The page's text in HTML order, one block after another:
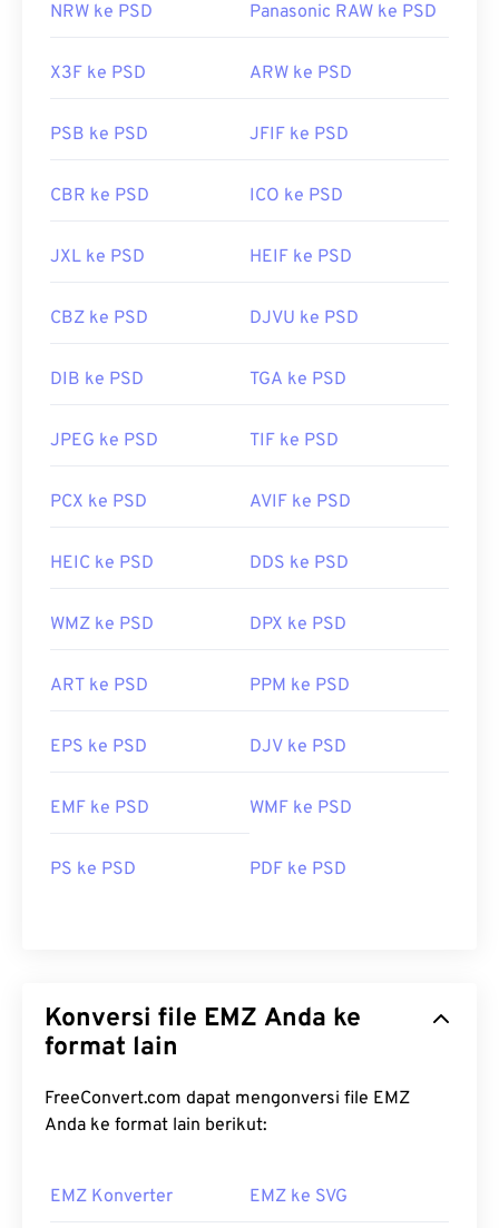
NRW ke PSD Panasonic RAW ke PSD
X3F ke PSD ARW ke PSD
PSB ke PSD JFIF ke PSD
CBR ke PSD ICO ke PSD
JXL ke PSD HEIF ke PSD
CBZ ke PSD DJVU ke PSD
DIB ke PSD TGA ke PSD
JPEG ke PSD TIF ke PSD
PCX ke PSD AVIF ke PSD
HEIC ke PSD DDS ke PSD
WMZ ke PSD DPX ke PSD
ART ke PSD PPM ke PSD
EPS ke PSD DJV ke PSD
EMF ke PSD WMF ke PSD
PS ke PSD PDF ke PSD
Konversi file EMZ Anda ke
format lain
FreeConvert.com dapat mengonversi file EMZ
Anda ke format lain berikut:
EMZ Konverter EMZ ke SVG